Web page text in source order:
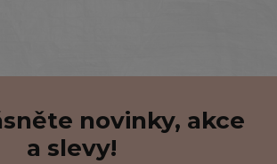
novinky, akce
a slevy!